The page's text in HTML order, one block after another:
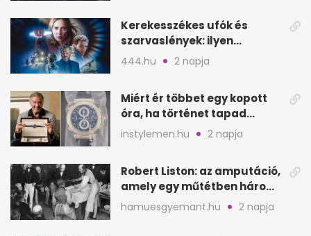
Kerekesszékes ufók és
szarvaslények: ilyen
Spielberg új filmje
444.hu 2 napja
Miért ér többet egy kopott
óra, ha történet tapad
hozzá?
instylemen.hu 2 napja
Robert Liston: az amputáció,
amely egy műtétben három
életet követelt
hamuesgyemant.hu 2 napja